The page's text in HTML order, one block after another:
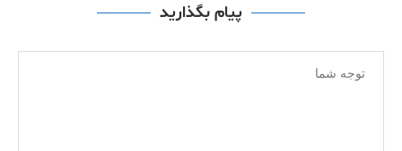
پیام بگذارید